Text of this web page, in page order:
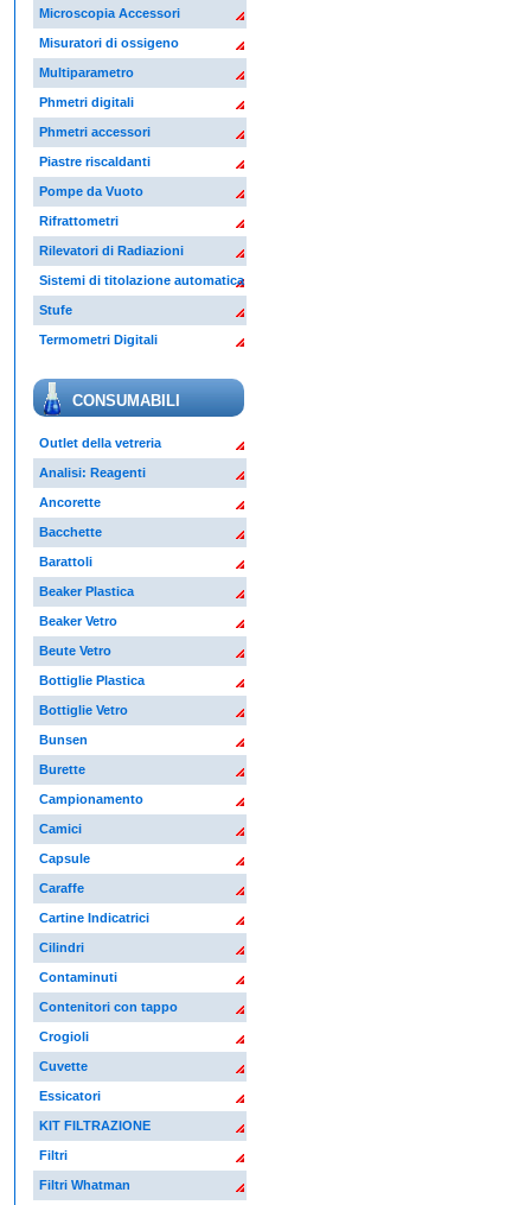
Microscopia Accessori
Misuratori di ossigeno
Multiparametro
Phmetri digitali
Phmetri accessori
Piastre riscaldanti
Pompe da Vuoto
Rifrattometri
Rilevatori di Radiazioni
Sistemi di titolazione automatica
Stufe
Termometri Digitali
CONSUMABILI
Outlet della vetreria
Analisi: Reagenti
Ancorette
Bacchette
Barattoli
Beaker Plastica
Beaker Vetro
Beute Vetro
Bottiglie Plastica
Bottiglie Vetro
Bunsen
Burette
Campionamento
Camici
Capsule
Caraffe
Cartine Indicatrici
Cilindri
Contaminuti
Contenitori con tappo
Crogioli
Cuvette
Essicatori
KIT FILTRAZIONE
Filtri
Filtri Whatman